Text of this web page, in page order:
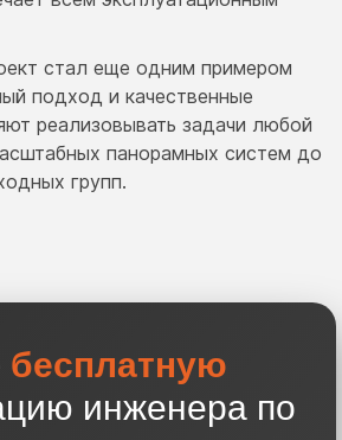
стал еще одним примером
подход и качественные
реализовывать задачи любой
панорамных систем до
групп.
бесплатную
инженера по